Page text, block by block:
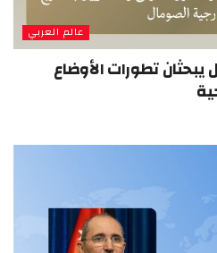
عالم العربي
يبحثان تطورات الأوضاع